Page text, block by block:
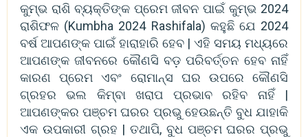
କୁମ୍ଭ ରାଶି ବ୍ୟକ୍ତିଙ୍କ ପ୍ରେମ ଜୀବନ ପାଇଁ କୁମ୍ଭ 2024
ରାଶିଫଳ (Kumbha 2024 Rashifala) କହୁଛି ଯେ 2024
ବର୍ଷ ଆପଣଙ୍କ ପାଇଁ ହାରାହାରି ହେବ | ଏହି ସମୟ ମଧ୍ୟରେ
ଆପଣଙ୍କ ଜୀବନରେ କୌଣସି ବଡ଼ ପରିବର୍ତ୍ତନ ହେବ ନାହିଁ
କାରଣ ପ୍ରେମ ଏବଂ ରୋମାନ୍ସ ଘର ଉପରେ କୌଣସି
ଗ୍ରହର ଭଲ କିମ୍ବା ଖରାପ ପ୍ରଭାବ ରହିବ ନାହିଁ |
ଆପଣଙ୍କର ପଞ୍ଚମ ଘରର ପ୍ରଭୁ ହେଉଛନ୍ତି ବୁଧ ଯାହାକି
ଏକ ଉପକାରୀ ଗ୍ରହ | ତଥାପି, ବୁଧ ପଞ୍ଚମ ଘରର ପ୍ରଭୁ